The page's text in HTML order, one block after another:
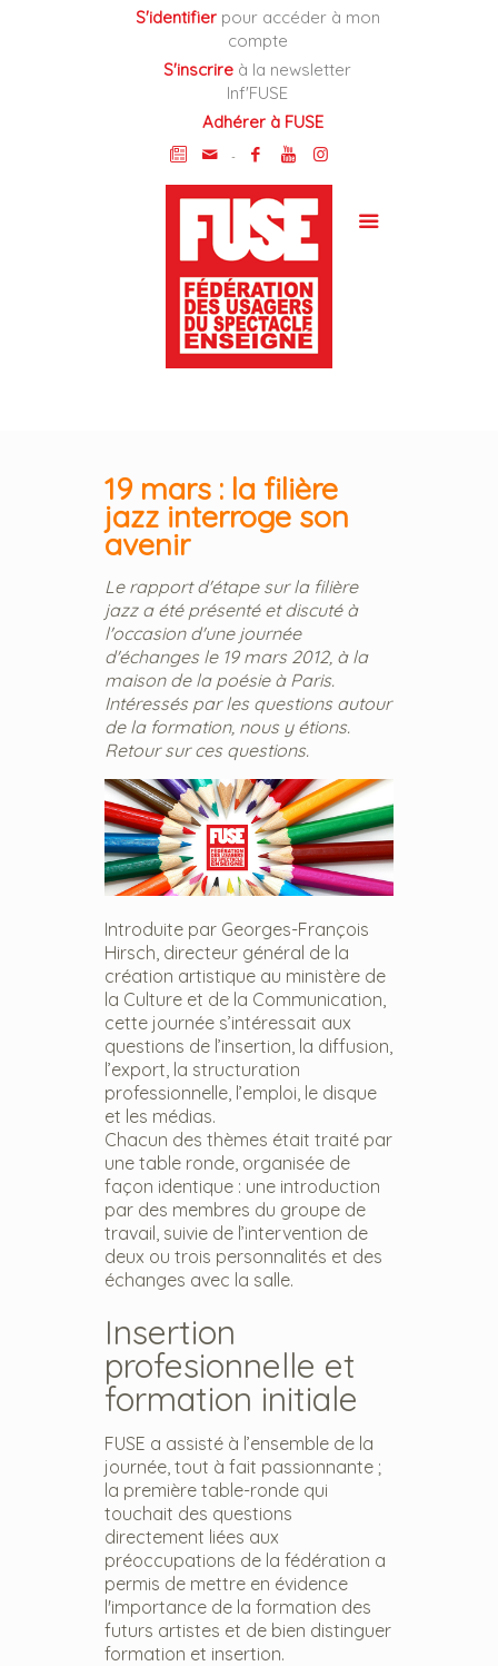
S'identifierpour accéder à mon
compte
S'inscrire à la newsletter
Inf'FUSE
Adhérer à FUSE
-
19 mars : la filière
jazz interroge son
avenir
Le rapport d'étape sur la filière
jazz a été présenté et discuté à
l'occasion d'une journée
d'échanges le 19 mars 2012, à la
maison de la poésie à Paris.
Intéressés par les questions autour
de la formation, nous y étions.
Retour sur ces questions.
Introduite par Georges-François
Hirsch, directeur général de la
création artistique au ministère de
la Culture et de la Communication,
cette journée s’intéressait aux
questions de l’insertion, la diffusion,
l’export, la structuration
professionnelle, l’emploi, le disque
et les médias.
Chacun des thèmes était traité par
une table ronde, organisée de
façon identique : une introduction
par des membres du groupe de
travail, suivie de l’intervention de
deux ou trois personnalités et des
échanges avec la salle.
Insertion
profesionnelle et
formation initiale
FUSE a assisté à l’ensemble de la
journée, tout à fait passionnante ;
la première table-ronde qui
touchait des questions
directement liées aux
préoccupations de la fédération a
permis de mettre en évidence
l'importance de la formation des
futurs artistes et de bien distinguer
formation et insertion.
Cookies management panel